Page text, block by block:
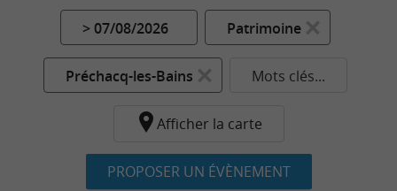
> 07/08/2026 Patrimoine
Préchacq-les-Bains Mots clés...
Afficher la carte
PROPOSER UN ÉVÈNEMENT